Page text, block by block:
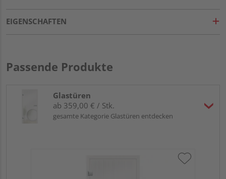
EIGENSCHAFTEN
Passende Produkte
Glastüren
ab 359,00 € / Stk.
gesamte Kategorie Glastüren entdecken